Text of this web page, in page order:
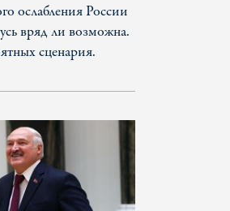
ослабления России
вряд ли возможна.
сценария.